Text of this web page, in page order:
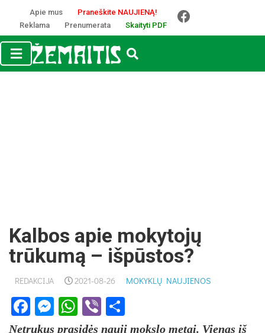
Apie mus
Praneškite NAUJIENĄ!
Reklama
Prenumerata Skaityti PDF
Kalbos apie mokytojų
trūkumą – išpūstos?
REDAKCIJA 2021-08-26 MOKYKLŲ NAUJIENOS
Facebook
Messenger
WhatsApp
Viber
Net­ru­kus pra­si­dės nau­ji moks­lo me­tai. Vie­nas iš